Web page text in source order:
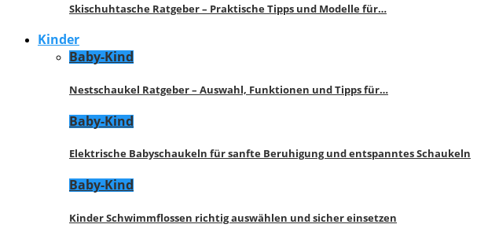
Skischuhtasche Ratgeber – Praktische Tipps und Modelle für…
Kinder
Baby-Kind
Nestschaukel Ratgeber – Auswahl, Funktionen und Tipps für…
Baby-Kind
Elektrische Babyschaukeln für sanfte Beruhigung und entspanntes Schaukeln
Baby-Kind
Kinder Schwimmflossen richtig auswählen und sicher einsetzen